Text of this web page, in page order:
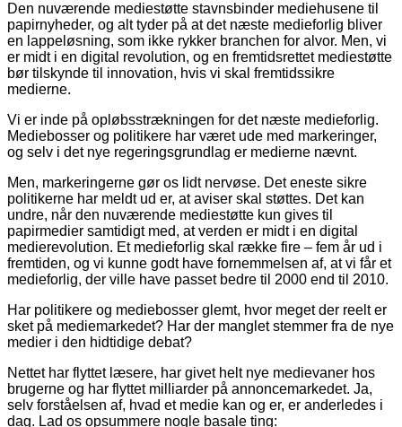
Den nuværende mediestøtte stavnsbinder mediehusene til
papirnyheder, og alt tyder på at det næste medieforlig bliver
en lappeløsning, som ikke rykker branchen for alvor. Men, vi
er midt i en digital revolution, og en fremtidsrettet mediestøtte
bør tilskynde til innovation, hvis vi skal fremtidssikre
medierne.
Vi er inde på opløbsstrækningen for det næste medieforlig.
Mediebosser og politikere har været ude med markeringer,
og selv i det nye regeringsgrundlag er medierne nævnt.
Men, markeringerne gør os lidt nervøse. Det eneste sikre
politikerne har meldt ud er, at aviser skal støttes. Det kan
undre, når den nuværende mediestøtte kun gives til
papirmedier samtidigt med, at verden er midt i en digital
medierevolution. Et medieforlig skal række fire – fem år ud i
fremtiden, og vi kunne godt have fornemmelsen af, at vi får et
medieforlig, der ville have passet bedre til 2000 end til 2010.
Har politikere og mediebosser glemt, hvor meget der reelt er
sket på mediemarkedet? Har der manglet stemmer fra de nye
medier i den hidtidige debat?
Nettet har flyttet læsere, har givet helt nye medievaner hos
brugerne og har flyttet milliarder på annoncemarkedet. Ja,
selv forståelsen af, hvad et medie kan og er, er anderledes i
dag. Lad os opsummere nogle basale ting: